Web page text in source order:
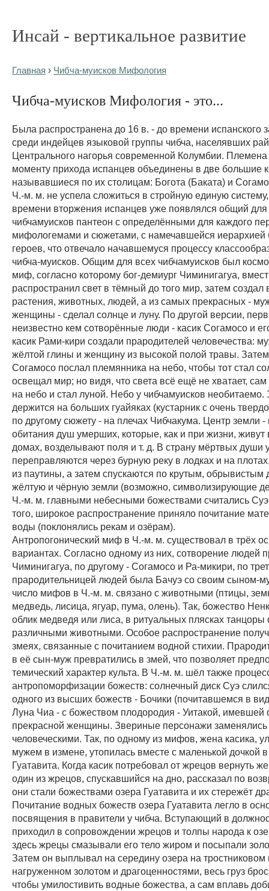
Инсай - вертикальное развитие
Главная › Чибча-муисков Мифология
Чибча-муисков Мифология - это...
Была распространена до 16 в. - до времени испанского
среди индейцев языковой группы чибча, населявших
Центрального нагорья современной Колумбии.
моменту прихода испанцев объединены в две большие
называвшиеся по их столицам: Богота (Баката) и
Ч.-м. м. не успела сложиться в стройную единую
времени вторжения испанцев уже появлялся общий для
чибчамуисков пантеон с определёнными для каждого
мифологемами и сюжетами, с намечавшейся иерархией
героев, что отвечало начавшемуся процессу
чибча-муисков. Общим для всех чибчамуисков был
миф, согласно которому бог-демиург Чиминигагуа,
распространил свет в тёмный до того мир, затем создал
растения, животных, людей, а из самых прекрасных -
женщины - сделал солнце и луну. По другой версии,
неизвестно кем сотворённые люди - касик Согамосо и
касик Рами-кири создали прародителей человечества:
жёлтой глины и женщину из высокой полой травы. Затем
Согамосо послал племянника на небо, чтобы тот стал
освещал мир; но видя, что света всё ещё не хватает,
на небо и стал луной. Небо у чибчамуисков необитаемо.
держится на больших гуайяках (кустарник с очень
по другому сюжету - на плечах Чибчакума. Центр земли -
обитания душ умерших, которые, как и при жизни, живут
домах, возделывают поля и т. д. В страну мёртвых души
переправляются через бурную реку в лодках и на
из паутины, а затем спускаются по крутым, обрывистым
жёлтую и чёрную земли (возможно, символизирующие
Ч.-м. м. главными небесными божествами считались
того, широкое распространение приняло почитание
воды (поклонялись рекам и озёрам).
Антропогонический миф в Ч.-м. м. существовал в трёх
вариантах. Согласно одному из них, сотворение людей
Чиминигагуа, по другому - Согамосо и Ра-микири, по
прародительницей людей была Бачуэ со своим сыном-
число мифов в Ч.-м. м. связано с животными (птицы,
медведь, лисица, ягуар, пума, олень). Так, божество
облик медведя или лиса, в ритуальных плясках танцоры
различными животными. Особое распространение
змеях, связанные с почитанием водной стихии.
в её сын-муж превратились в змей, что позволяет
темический характер культа. В Ч.-м. м. шёл также
антропоморфизации божеств: солнечный диск Суэ
одного из высших божеств - Бочики (почитавшемся в
Луна Чиа - с божеством плодородия - Уитакой, имевшей
прекрасной женщины. Звериные персонажи заменялись
человеческими. Так, по одному из мифов, жена касика,
мужем в измене, утопилась вместе с маленькой дочкой
Гуатавита. Когда касик потребовал от жрецов вернуть
один из жрецов, спускавшийся на дно, рассказал по
они стали божествами озера Гуатавита и их стережёт
Почитание водных божеств озера Гуатавита легло в
посвящения в правители у чибча. Вступающий в
приходил в сопровождении жрецов и толпы народа к
здесь жрецы смазывали его тело жиром и посыпали
Затем он выплывал на середину озера на тростниковом
нагруженном золотом и драгоценностями, весь груз
чтобы умилостивить водные божества, а сам вплавь